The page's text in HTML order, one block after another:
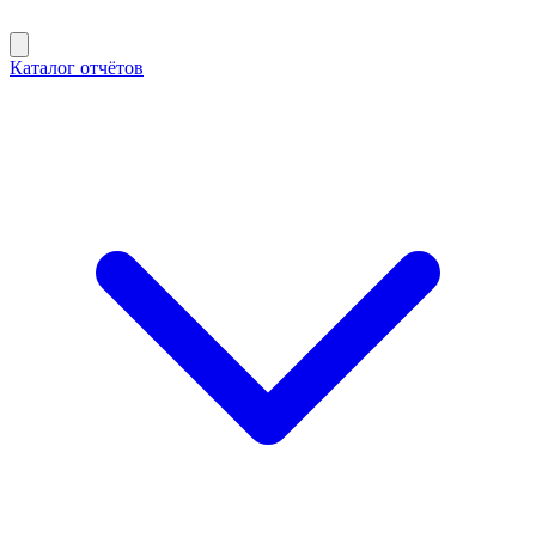
Каталог отчётов